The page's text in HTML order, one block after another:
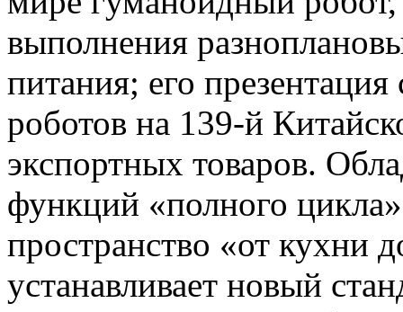
выполнения
питания; его
роботов на 139-й
экспортных товаров.
функций «полного
пространство «от кухни
устанавливает новый